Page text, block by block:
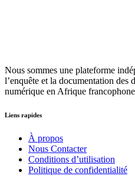
Nous sommes une plateforme
l’enquête et la documentation des
numérique en Afrique
Liens rapides
À propos
Nous Contacter
Conditions d’utilisation
Politique de confidentialité